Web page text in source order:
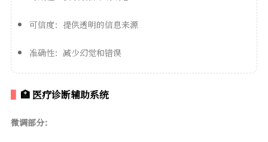
可信度：提供透明的信息来源
准确性：减少幻觉和错误
🏥 医疗诊断辅助系统
微调部分：